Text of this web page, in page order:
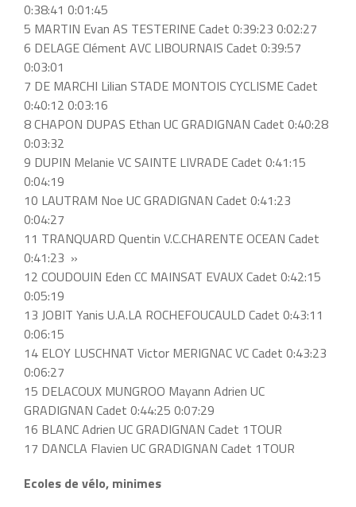
0:38:41 0:01:45
5 MARTIN Evan AS TESTERINE Cadet 0:39:23 0:02:27
6 DELAGE Clément AVC LIBOURNAIS Cadet 0:39:57
0:03:01
7 DE MARCHI Lilian STADE MONTOIS CYCLISME Cadet
0:40:12 0:03:16
8 CHAPON DUPAS Ethan UC GRADIGNAN Cadet 0:40:28
0:03:32
9 DUPIN Melanie VC SAINTE LIVRADE Cadet 0:41:15
0:04:19
10 LAUTRAM Noe UC GRADIGNAN Cadet 0:41:23
0:04:27
11 TRANQUARD Quentin V.C.CHARENTE OCEAN Cadet
0:41:23 »
12 COUDOUIN Eden CC MAINSAT EVAUX Cadet 0:42:15
0:05:19
13 JOBIT Yanis U.A.LA ROCHEFOUCAULD Cadet 0:43:11
0:06:15
14 ELOY LUSCHNAT Victor MERIGNAC VC Cadet 0:43:23
0:06:27
15 DELACOUX MUNGROO Mayann Adrien UC
GRADIGNAN Cadet 0:44:25 0:07:29
16 BLANC Adrien UC GRADIGNAN Cadet 1TOUR
17 DANCLA Flavien UC GRADIGNAN Cadet 1TOUR
Ecoles de vélo, minimes